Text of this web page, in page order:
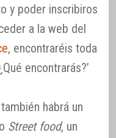
y poder inscribiros
a la web del
, encontraréis toda
encontrarás?’
también habrá un
Street food, un